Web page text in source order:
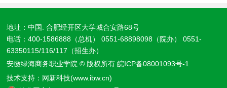
地址：中国. 合肥经开区大学城合安路68号
电话：400-1586888（总机） 0551-68898098（院办） 0551-
63350115/116/117（招生办）
安徽绿海商务职业学院 © 版权所有皖ICP备08001093号-1
技术支持： 网新科技(www.ibw.cn)